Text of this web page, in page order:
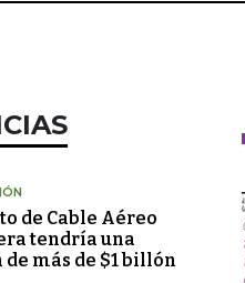
de Cable Aéreo
tendría una
más de $1 billón